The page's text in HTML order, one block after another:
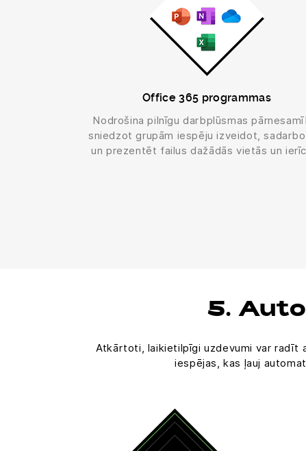
Office 365 programmas
Nodrošina pilnīgu darbplūsmas
sniedzot grupām iespēju izveidot,
un prezentēt failus dažādās vietās un
5.
Atkārtoti, laikietilpīgi uzdevumi var radīt
iespējas, kas ļauj